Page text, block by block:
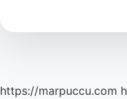
Kaç
https://marpuccu.com